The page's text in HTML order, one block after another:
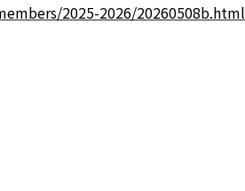
2025-2026/20260508b.html